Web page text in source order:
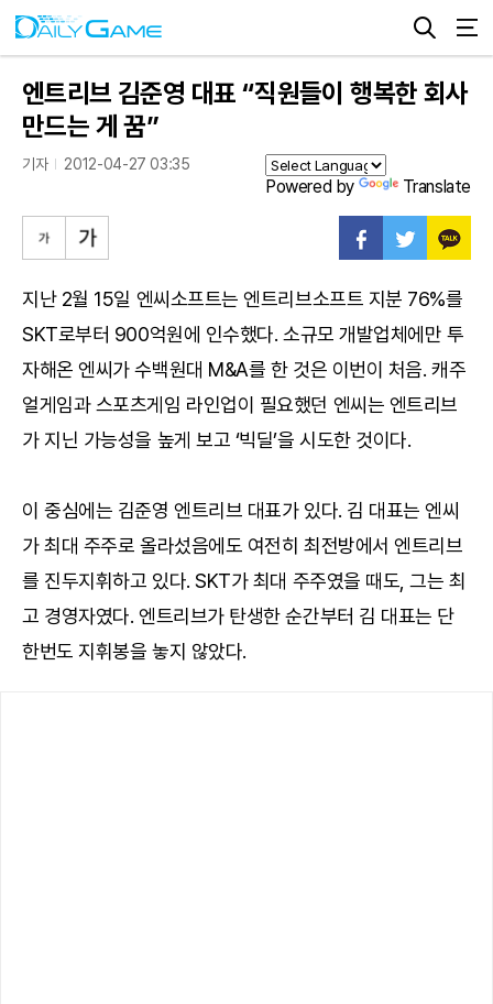
엔트리브 김준영 대표 “직원들이 행복한 회사
만드는 게 꿈”
기자 2012-04-27 03:35
Powered by Translate
지난 2월 15일 엔씨소프트는 엔트리브소프트 지분 76%를
SKT로부터 900억원에 인수했다. 소규모 개발업체에만 투
자해온 엔씨가 수백원대 M&A를 한 것은 이번이 처음. 캐주
얼게임과 스포츠게임 라인업이 필요했던 엔씨는 엔트리브
가 지닌 가능성을 높게 보고 ‘빅딜’을 시도한 것이다.
이 중심에는 김준영 엔트리브 대표가 있다. 김 대표는 엔씨
가 최대 주주로 올라섰음에도 여전히 최전방에서 엔트리브
를 진두지휘하고 있다. SKT가 최대 주주였을 때도, 그는 최
고 경영자였다. 엔트리브가 탄생한 순간부터 김 대표는 단
한번도 지휘봉을 놓지 않았다.